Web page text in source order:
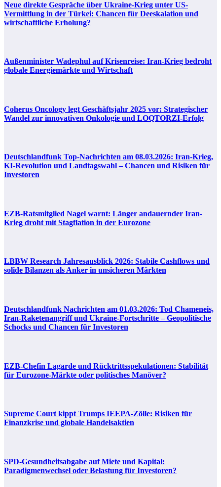
Neue direkte Gespräche über Ukraine-Krieg unter US-
Vermittlung in der Türkei: Chancen für Deeskalation und
wirtschaftliche Erholung?
Außenminister Wadephul auf Krisenreise: Iran-Krieg bedroht
globale Energiemärkte und Wirtschaft
Coherus Oncology legt Geschäftsjahr 2025 vor: Strategischer
Wandel zur innovativen Onkologie und LOQTORZI-Erfolg
Deutschlandfunk Top-Nachrichten am 08.03.2026: Iran-Krieg,
KI-Revolution und Landtagswahl – Chancen und Risiken für
Investoren
EZB-Ratsmitglied Nagel warnt: Länger andauernder Iran-
Krieg droht mit Stagflation in der Eurozone
LBBW Research Jahresausblick 2026: Stabile Cashflows und
solide Bilanzen als Anker in unsicheren Märkten
Deutschlandfunk Nachrichten am 01.03.2026: Tod Chameneis,
Iran-Raketenangriff und Ukraine-Fortschritte – Geopolitische
Schocks und Chancen für Investoren
EZB-Chefin Lagarde und Rücktrittsspekulationen: Stabilität
für Eurozone-Märkte oder politisches Manöver?
Supreme Court kippt Trumps IEEPA-Zölle: Risiken für
Finanzkrise und globale Handelsaktien
SPD-Gesundheitsabgabe auf Miete und Kapital:
Paradigmenwechsel oder Belastung für Investoren?